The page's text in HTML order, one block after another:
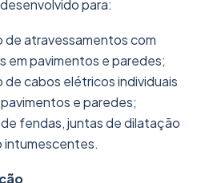
para:
atravessamentos com
em pavimentos e paredes;
cabos elétricos individuais
e paredes;
fendas, juntas de dilatação
intumescentes.